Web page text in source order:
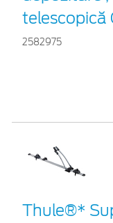
telescopică
2582975
Thule®*